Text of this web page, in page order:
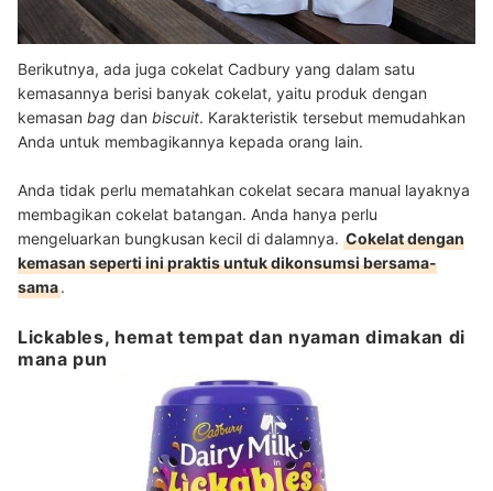
Berikutnya, ada juga cokelat Cadbury yang dalam satu
kemasannya berisi banyak cokelat, yaitu produk dengan
kemasan bag dan biscuit. Karakteristik tersebut memudahkan
Anda untuk membagikannya kepada orang lain.
Anda tidak perlu mematahkan cokelat secara manual layaknya
membagikan cokelat batangan. Anda hanya perlu
mengeluarkan bungkusan kecil di dalamnya. Cokelat dengan
kemasan seperti ini praktis untuk dikonsumsi bersama-
sama.
Lickables, hemat tempat dan nyaman dimakan di
mana pun